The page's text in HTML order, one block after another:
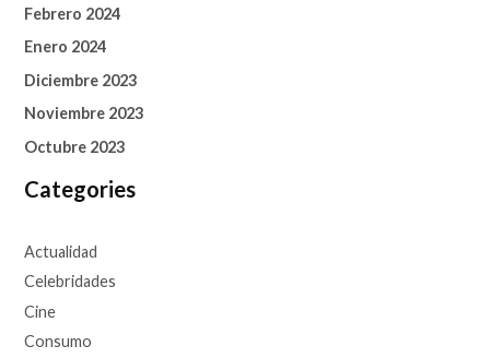
Febrero 2024
Enero 2024
Diciembre 2023
Noviembre 2023
Octubre 2023
Categories
Actualidad
Celebridades
Cine
Consumo